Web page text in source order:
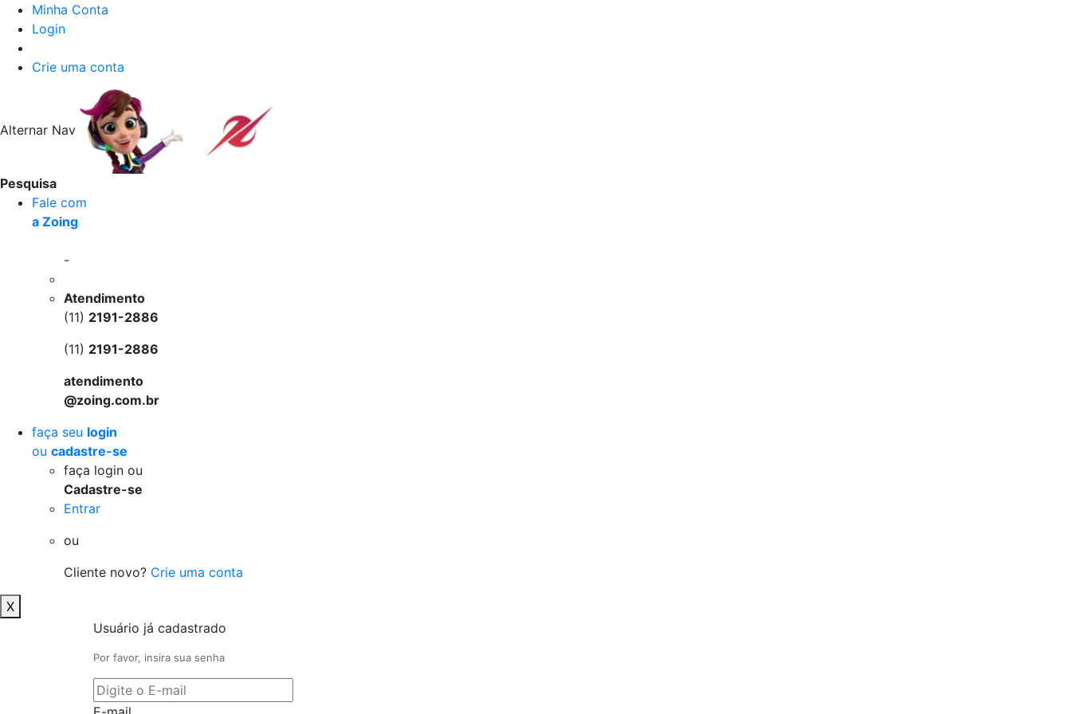
Minha Conta
Login
Crie uma conta
Alternar Nav
Pesquisa
Fale com
a Zoing
-
Atendimento
(11) 2191-2886
(11) 2191-2886
atendimento
@zoing.com.br
faça seu login
ou cadastre-se
faça login ou
Cadastre-se
Entrar
ou
Cliente novo? Crie uma conta
X
Usuário já cadastrado
Por favor, insira sua senha